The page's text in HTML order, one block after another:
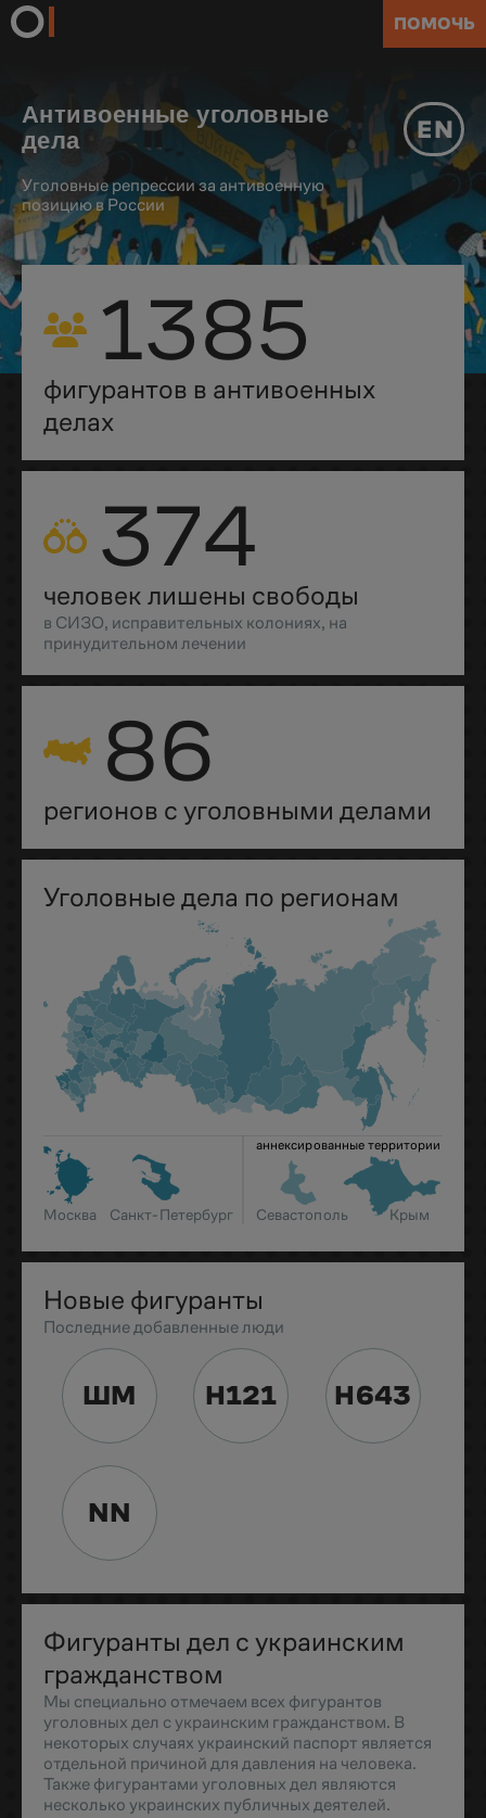
ПОМОЧЬ
Антивоенные уголовные
дела
Уголовные репрессии за антивоенную
позицию в России
EN
1385
фигурантов в антивоенных
делах
374
человек лишены свободы
в СИЗО, исправительных колониях, на
принудительном лечении
86
регионов с уголовными делами
Уголовные дела по регионам
аннексированные территории
Крым
Севастополь
Москва Санкт-Петербург
Новые фигуранты
Последние добавленные люди
ШМ Н121 Н643
NN
Фигуранты дел с украинским
гражданством
Мы специально отмечаем всех фигурантов
уголовных дел с украинским гражданством. В
некоторых случаях украинский паспорт является
отдельной причиной для давления на человека.
Также фигурантами уголовных дел являются
несколько украинских публичных деятелей.